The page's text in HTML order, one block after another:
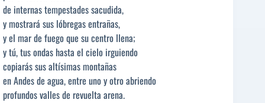
de internas tempestades sacudida,
y mostrará sus lóbregas entrañas,
y el mar de fuego que su centro llena;
y tú, tus ondas hasta el cielo irguiendo
copiarás sus altísimas montañas
en Andes de agua, entre uno y otro abriendo
profundos valles de revuelta arena.